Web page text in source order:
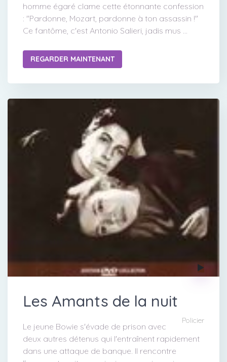
homme égaré clame cette étonnante confession
: "Pardonne, Mozart, pardonne à ton assassin !"
Ce fantôme, c'est Antonio Salieri, jadis mus ...
REGARDER MAINTENANT
Les Amants de la nuit
Policier
Le jeune Bowie s'évade de prison avec
deux autres détenus qui l'entraînent rapidement
dans une attaque de banque. Il rencontre